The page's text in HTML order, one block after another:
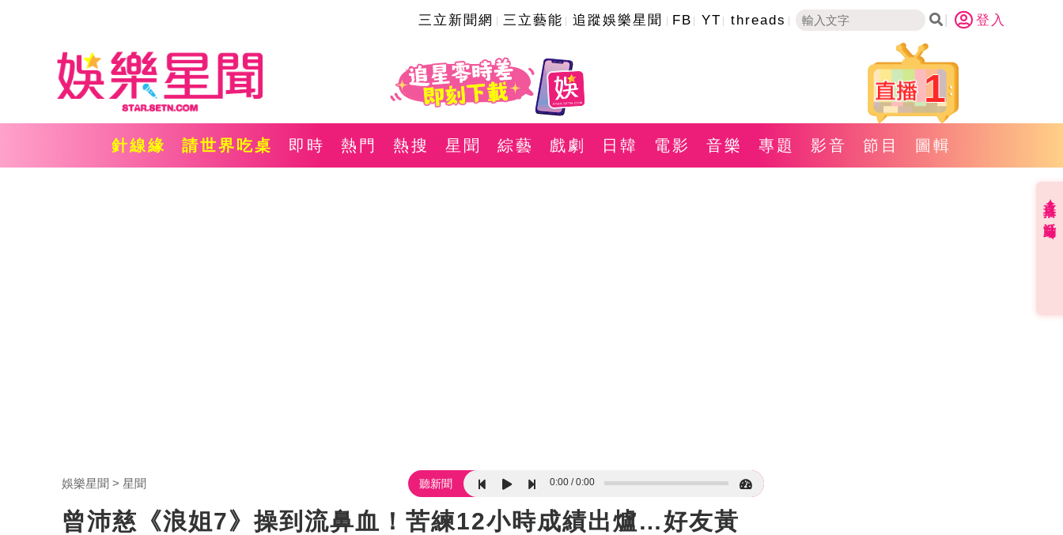
三立新聞網 三立藝能 追蹤娛樂星聞 FB YT threads 登入
1
針線緣 請世界吃桌 即時 熱門 熱搜 星聞 綜藝 戲劇 日韓 電影 音樂 專題 影音 節目 圖輯
娛樂星聞 星聞 聽新聞 0:00 0:00
曾沛慈《浪姐7》操到流鼻血！苦練12小時成績出爐…好友黃
直播✦活動